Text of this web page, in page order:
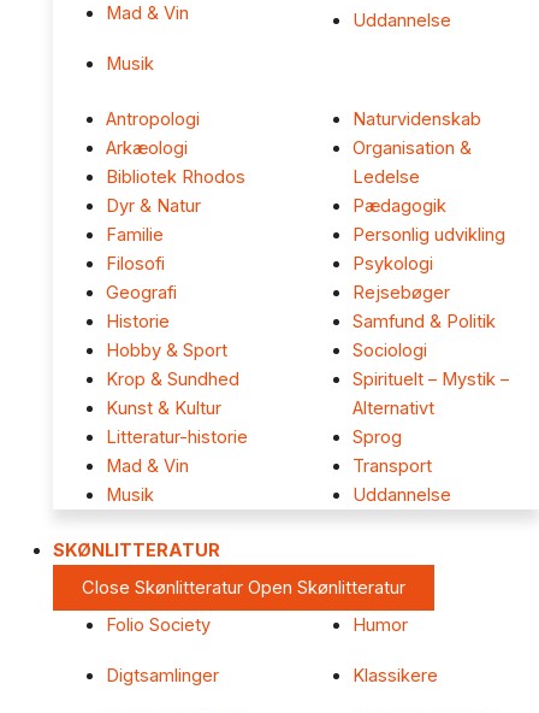
Mad & Vin
Musik
Uddannelse
Antropologi
Arkæologi
Bibliotek Rhodos
Dyr & Natur
Familie
Filosofi
Geografi
Historie
Hobby & Sport
Krop & Sundhed
Kunst & Kultur
Litteratur-historie
Mad & Vin
Musik
Naturvidenskab
Organisation &
Ledelse
Pædagogik
Personlig udvikling
Psykologi
Rejsebøger
Samfund & Politik
Sociologi
Spirituelt – Mystik –
Alternativt
Sprog
Transport
Uddannelse
SKØNLITTERATUR
Close Skønlitteratur Open Skønlitteratur
Folio Society
Digtsamlinger
Humor
Klassikere